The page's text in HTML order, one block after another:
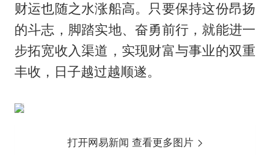
财运也随之水涨船高。只要保持这份昂扬
的斗志，脚踏实地、奋勇前行，就能进一
步拓宽收入渠道，实现财富与事业的双重
丰收，日子越过越顺遂。
打开网易新闻 查看更多图片